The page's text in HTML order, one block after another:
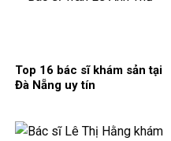
Top 16 bác sĩ khám sản tại
Đà Nẵng uy tín